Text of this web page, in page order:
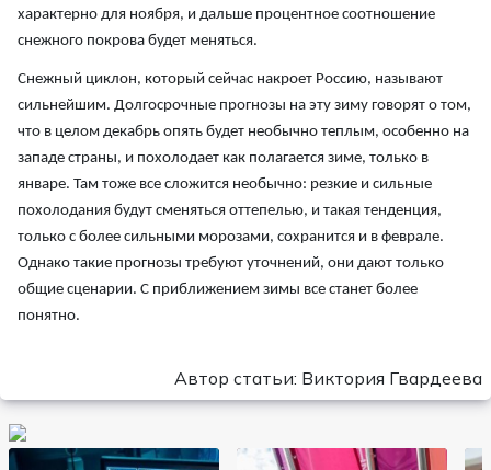
характерно для ноября, и дальше процентное соотношение
снежного покрова будет меняться.
Снежный циклон, который сейчас накроет Россию, называют
сильнейшим. Долгосрочные прогнозы на эту зиму говорят о том,
что в целом декабрь опять будет необычно теплым, особенно на
западе страны, и похолодает как полагается зиме, только в
январе. Там тоже все сложится необычно: резкие и сильные
похолодания будут сменяться оттепелью, и такая тенденция,
только с более сильными морозами, сохранится и в феврале.
Однако такие прогнозы требуют уточнений, они дают только
общие сценарии. С приближением зимы все станет более
понятно.
Автор статьи: Виктория Гвардеева